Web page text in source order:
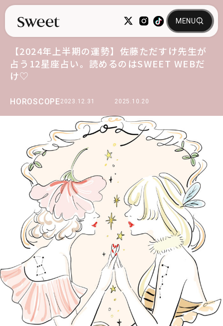
HOROSCOPE2023.12.31 2025.10.20
【2024年上半期の運勢】佐藤ただすけ先生が
占う12星座占い。読めるのはSWEET WEBだ
け♡